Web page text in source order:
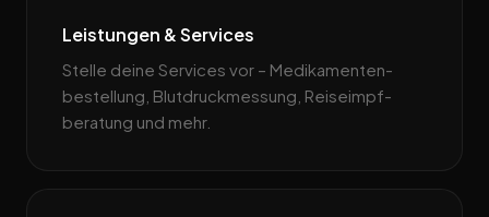
Leistungen & Services
Stelle deine Services vor – Medikamenten­
bestellung, Blutdruckmessung, Reiseimpf­
beratung und mehr.